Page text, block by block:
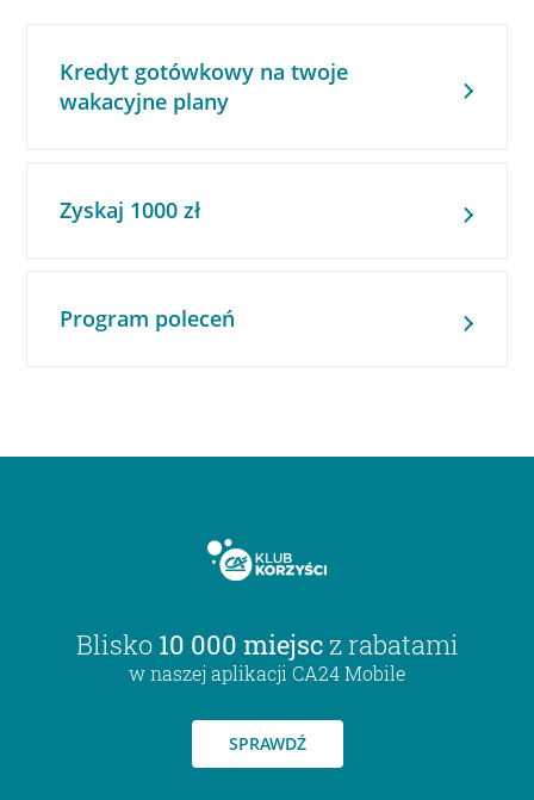
Kredyt gotówkowy na twoje
wakacyjne plany
Zyskaj 1000 zł
Program poleceń
Blisko 10 000 miejsc z rabatami
w naszej aplikacji CA24 Mobile
SPRAWDŹ